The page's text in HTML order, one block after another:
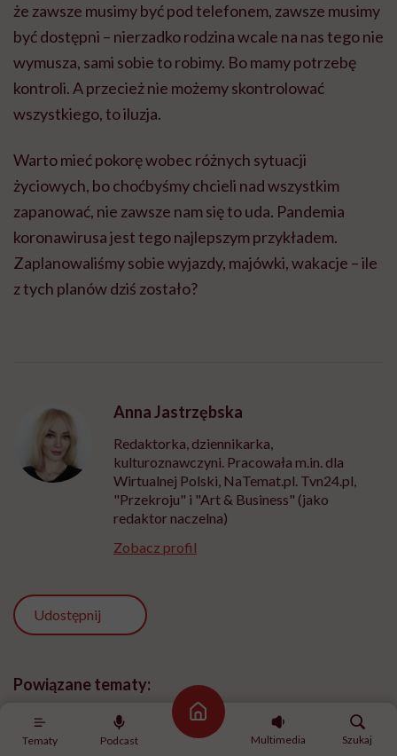
Tematy Podcast
Strona główna
Multimedia
Szukaj
że zawsze musimy być pod telefonem, zawsze musimy
być dostępni – nierzadko rodzina wcale na nas tego nie
wymusza, sami sobie to robimy. Bo mamy potrzebę
kontroli. A przecież nie możemy skontrolować
wszystkiego, to iluzja.
Warto mieć pokorę wobec różnych sytuacji
życiowych, bo choćbyśmy chcieli nad wszystkim
zapanować, nie zawsze nam się to uda. Pandemia
koronawirusa jest tego najlepszym przykładem.
Zaplanowaliśmy sobie wyjazdy, majówki, wakacje – ile
z tych planów dziś zostało?
Anna Jastrzębska
Redaktorka, dziennikarka,
kulturoznawczyni. Pracowała m.in. dla
Wirtualnej Polski, NaTemat.pl. Tvn24.pl,
"Przekroju" i "Art & Business" (jako
redaktor naczelna)
Zobacz profil
Udostępnij
Powiązane tematy:
kwarantanna